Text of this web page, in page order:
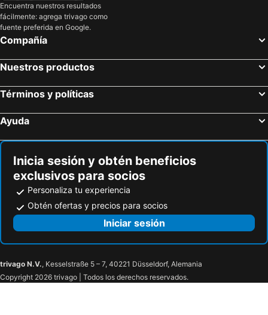
Encuentra nuestros resultados
fácilmente: agrega trivago como
fuente preferida en Google.
Compañía
Nuestros productos
Términos y políticas
Ayuda
Inicia sesión y obtén beneficios
exclusivos para socios
Personaliza tu experiencia
Obtén ofertas y precios para socios
Iniciar sesión
trivago N.V., Kesselstraße 5 – 7, 40221 Düsseldorf, Alemania
Copyright 2026 trivago | Todos los derechos reservados.